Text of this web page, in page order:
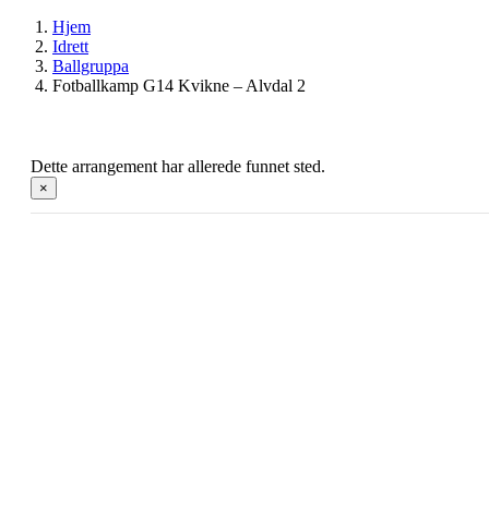
Hjem
Idrett
Ballgruppa
Fotballkamp G14 Kvikne – Alvdal 2
Dette arrangement har allerede funnet sted.
×